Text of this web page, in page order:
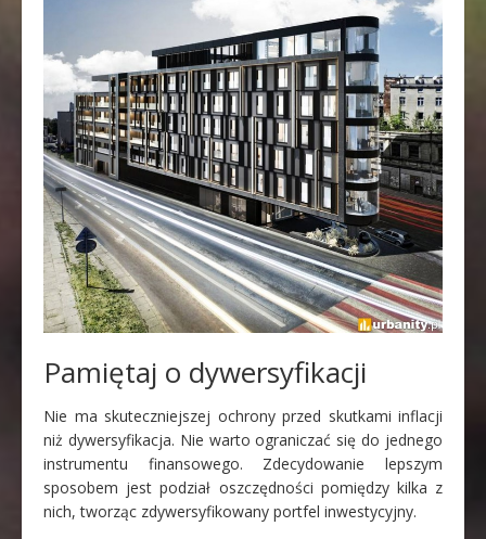
Pamiętaj o dywersyfikacji
Nie ma skuteczniejszej ochrony przed skutkami inflacji
niż dywersyfikacja. Nie warto ograniczać się do jednego
instrumentu finansowego. Zdecydowanie lepszym
sposobem jest podział oszczędności pomiędzy kilka z
nich, tworząc zdywersyfikowany portfel inwestycyjny.